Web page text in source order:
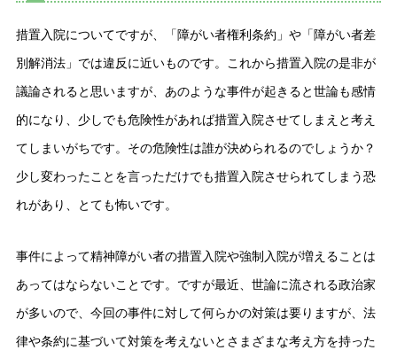
措置入院についてですが、「障がい者権利条約」や「障がい者差
別解消法」では違反に近いものです。これから措置入院の是非が
議論されると思いますが、あのような事件が起きると世論も感情
的になり、少しでも危険性があれば措置入院させてしまえと考え
てしまいがちです。その危険性は誰が決められるのでしょうか？
少し変わったことを言っただけでも措置入院させられてしまう恐
れがあり、とても怖いです。
事件によって精神障がい者の措置入院や強制入院が増えることは
あってはならないことです。ですが最近、世論に流される政治家
が多いので、今回の事件に対して何らかの対策は要りますが、法
律や条約に基づいて対策を考えないとさまざまな考え方を持った